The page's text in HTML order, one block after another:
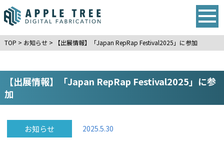
TOP > お知らせ> 【出展情報】「Japan RepRap Festival2025」に参加
【出展情報】「Japan RepRap Festival2025」に参
加
お知らせ 2025.5.30